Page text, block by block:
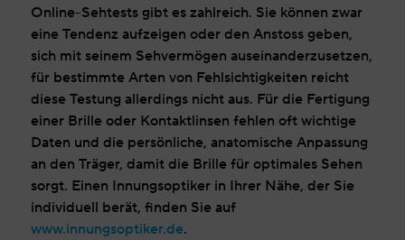
Online-Sehtests gibt es zahlreich. Sie können zwar
eine Tendenz aufzeigen oder den Anstoss geben,
sich mit seinem Sehvermögen auseinanderzusetzen,
für bestimmte Arten von Fehlsichtigkeiten reicht
diese Testung allerdings nicht aus. Für die Fertigung
einer Brille oder Kontaktlinsen fehlen oft wichtige
Daten und die persönliche, anatomische Anpassung
an den Träger, damit die Brille für optimales Sehen
sorgt. Einen Innungsoptiker in Ihrer Nähe, der Sie
individuell berät, finden Sie auf
www.innungsoptiker.de.